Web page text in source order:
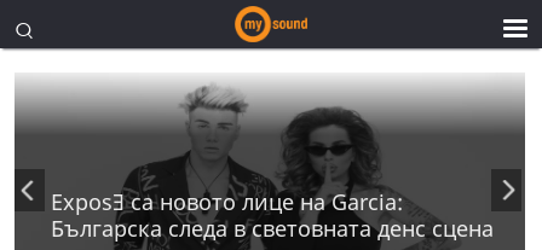
ExposƎ са новото лице на Garcia:
Българска следа в световната денс сцена